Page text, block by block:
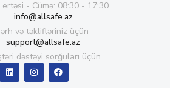
ertəsi - Cümə: 08:30 - 17:30
info@allsafe.az
və təklifləriniz üçün
support@allsafe.az
dəstəyi sorğuları üçün